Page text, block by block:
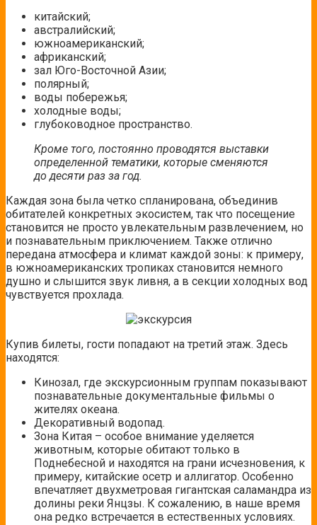
китайский;
австралийский;
южноамериканский;
африканский;
зал Юго-Восточной Азии;
полярный;
воды побережья;
холодные воды;
глубоководное пространство.
Кроме того, постоянно проводятся выставки
определенной тематики, которые сменяются
до десяти раз за год.
Каждая зона была четко спланирована, объединив
обитателей конкретных экосистем, так что посещение
становится не просто увлекательным развлечением, но
и познавательным приключением. Также отлично
передана атмосфера и климат каждой зоны: к примеру,
в южноамериканских тропиках становится немного
душно и слышится звук ливня, а в секции холодных вод
чувствуется прохлада.
Купив билеты, гости попадают на третий этаж. Здесь
находятся:
Кинозал, где экскурсионным группам показывают
познавательные документальные фильмы о
жителях океана.
Декоративный водопад.
Зона Китая – особое внимание уделяется
животным, которые обитают только в
Поднебесной и находятся на грани исчезновения, к
примеру, китайские осетр и аллигатор. Особенно
впечатляет двухметровая гигантская саламандра из
долины реки Янцзы. К сожалению, в наше время
она редко встречается в естественных условиях.